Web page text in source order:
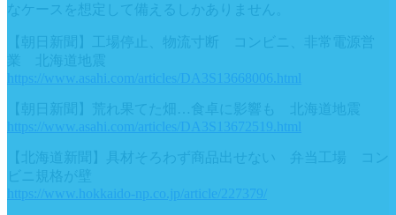
なケースを想定して備えるしかありません。
【朝日新聞】工場停止、物流寸断 コンビニ、非常電源営
業 北海道地震
https://www.asahi.com/articles/DA3S13668006.html
【朝日新聞】荒れ果てた畑…食卓に影響も 北海道地震
https://www.asahi.com/articles/DA3S13672519.html
【北海道新聞】具材そろわず商品出せない 弁当工場 コン
ビニ規格が壁
https://www.hokkaido-np.co.jp/article/227379/